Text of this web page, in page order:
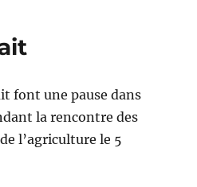
font une pause dans
la rencontre des
l’agriculture le 5